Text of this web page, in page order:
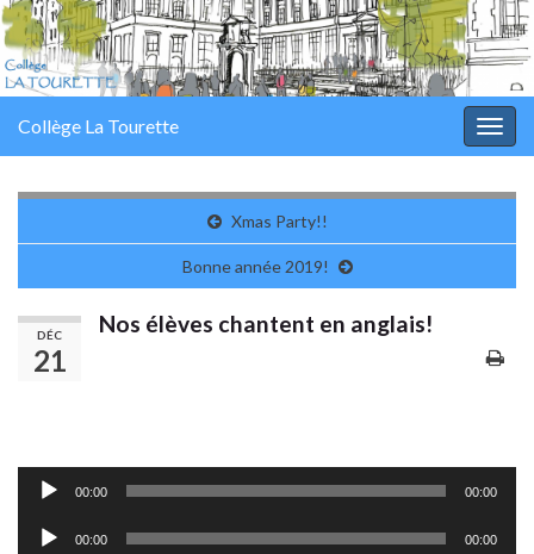
Collège La Tourette
Xmas Party!!
Bonne année 2019!
DÉC
21
Nos élèves chantent en anglais!
Lecteur
00:00 00:00
Lecteur
00:00 00:00
Panneau de gestion des cookies